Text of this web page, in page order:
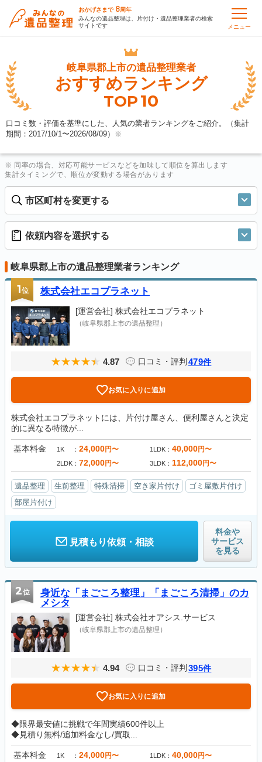
おかげさまで 8周年
みんなの遺品整理は、片付け・遺品整理業者の検索
サイトです
メニュー
岐阜県郡上市の遺品整理業者
おすすめランキング
TOP10
口コミ数・評価を基準にした、人気の業者ランキングをご紹介。（集計
期間：2017/10/1〜2026/08/09） ※
※ 同率の場合、対応可能サービスなどを加味して順位を算出します
集計タイミングで、順位が変動する場合があります
市区町村を変更する
依頼内容を選択する
岐阜県郡上市の遺品整理業者ランキング
1位 株式会社エコプラネット
[運営会社] 株式会社エコプラネット
（岐阜県郡上市の遺品整理）
4.87 口コミ・評判 479件
お気に入りに追加
株式会社エコプラネットには、片付け屋さん、便利屋さんと決定
的に異なる特徴が...
基本料金 1K 24,000円〜 1LDK 40,000円〜
2LDK 72,000円〜 3LDK 112,000円〜
遺品整理 生前整理 特殊清掃 空き家片付け
ゴミ屋敷片付け
部屋片付け
見積もり依頼・相談
料金や
サービス
を見る
2位
身近な「まごころ整理」「まごころ清掃」のカ
メシタ
[運営会社] 株式会社オアシス.サービス
（岐阜県郡上市の遺品整理）
4.94 口コミ・評判 395件
お気に入りに追加
◆限界最安値に挑戦で年間実績600件以上
◆見積り無料/追加料金なし/買取...
基本料金 1K 24,000円〜 1LDK 40,000円〜